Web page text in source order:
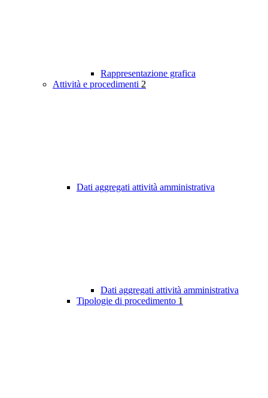
Rappresentazione grafica
Attività e procedimenti 2
Dati aggregati attività amministrativa
Dati aggregati attività amministrativa
Tipologie di procedimento 1